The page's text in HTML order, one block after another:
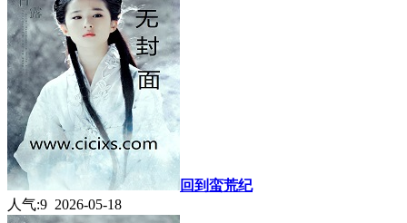
回到蛮荒纪
人气:9 2026-05-18